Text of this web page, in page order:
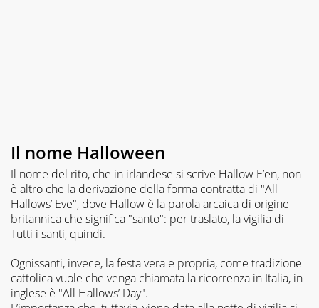
Il nome Halloween
Il nome del rito, che in irlandese si scrive Hallow E’en, non
è altro che la derivazione della forma contratta di "All
Hallows’ Eve", dove Hallow è la parola arcaica di origine
britannica che significa "santo": per traslato, la vigilia di
Tutti i santi, quindi.
Ognissanti, invece, la festa vera e propria, come tradizione
cattolica vuole che venga chiamata la ricorrenza in Italia, in
inglese è "All Hallows’ Day".